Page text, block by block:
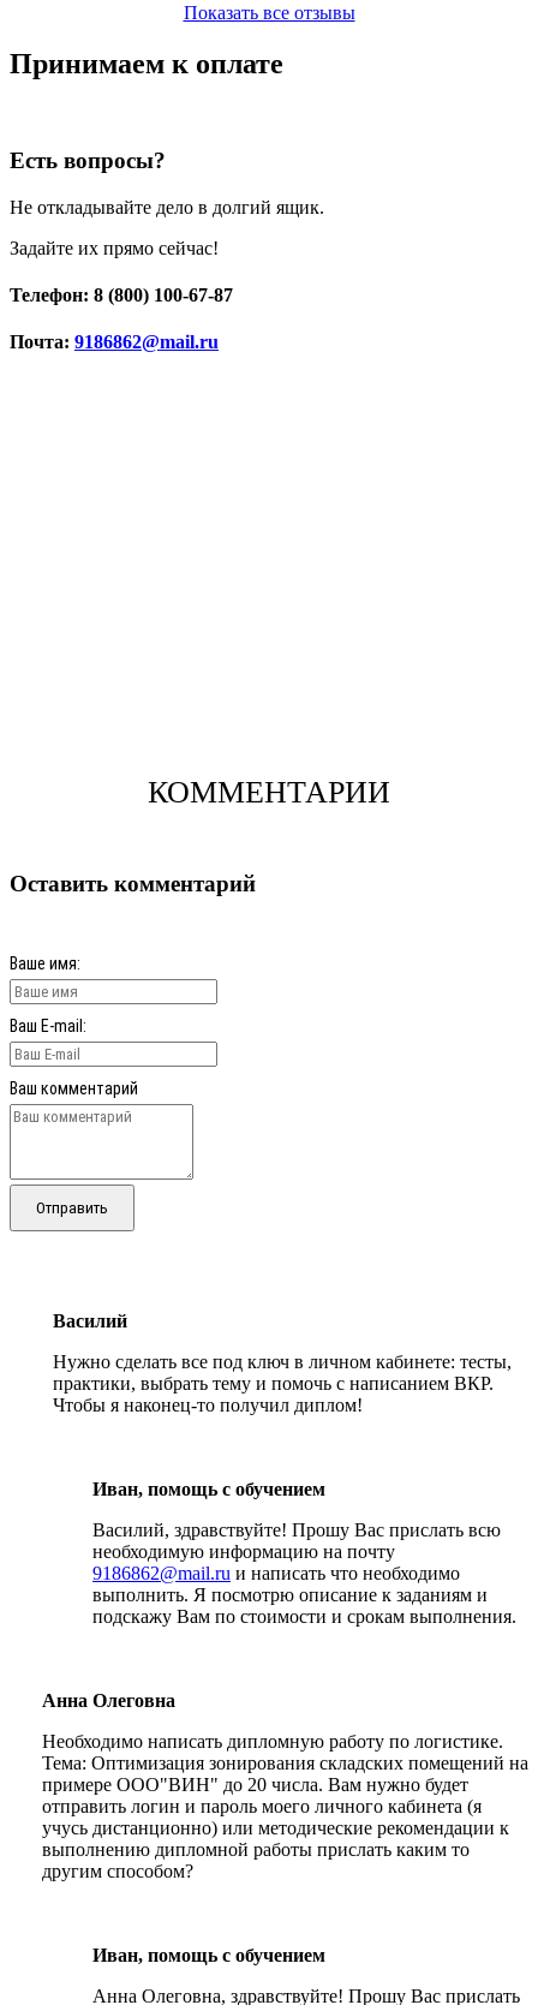
Показать все отзывы
Принимаем к оплате
Есть вопросы?
Не откладывайте дело в долгий ящик.
Задайте их прямо сейчас!
Телефон: 8 (800) 100-67-87
Почта: 9186862@mail.ru
КОММЕНТАРИИ
Оставить комментарий
Ваше имя:
Ваш E-mail:
Ваш комментарий
Отправить
Василий
Нужно сделать все под ключ в личном кабинете: тесты,
практики, выбрать тему и помочь с написанием ВКР.
Чтобы я наконец-то получил диплом!
Иван, помощь с обучением
Василий, здравствуйте! Прошу Вас прислать всю
необходимую информацию на почту
9186862@mail.ru и написать что необходимо
выполнить. Я посмотрю описание к заданиям и
подскажу Вам по стоимости и срокам выполнения.
Анна Олеговна
Необходимо написать дипломную работу по логистике.
Тема: Оптимизация зонирования складских помещений на
примере ООО"ВИН" до 20 числа. Вам нужно будет
отправить логин и пароль моего личного кабинета (я
учусь дистанционно) или методические рекомендации к
выполнению дипломной работы прислать каким то
другим способом?
Иван, помощь с обучением
Анна Олеговна, здравствуйте! Прошу Вас прислать